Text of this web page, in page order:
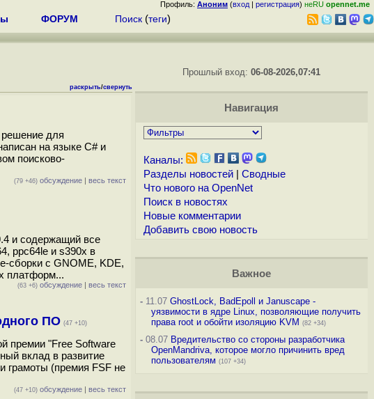
Профиль: Аноним (вход | регистрация) неRU opennet.me
ФОРУМ Поиск (теги)
раскрыть/свернуть
решение для
на языке C# и
поисково-
(79 +46) обсуждение | весь текст
и содержащий все
ppc64le и s390x в
сборки с GNOME, KDE,
платформ...
(63 +6) обсуждение | весь текст
ПО (47 +10)
премии "Free Software
вклад в развитие
грамоты (премия FSF не
(47 +10) обсуждение | весь текст
Прошлый вход:06-08-2026,07:41
Навигация
Каналы:
Разделы новостей| Сводные
Что нового на OpenNet
Поиск в новостях
Новые комментарии
Добавить свою новость
Важное
-11.07 GhostLock, BadEpoll и Januscape -
уязвимости в ядре Linux, позволяющие получить
права root и обойти изоляцию KVM (82 +34)
-08.07 Вредительство со стороны разработчика
OpenMandriva, которое могло причинить вред
пользователям (107 +34)